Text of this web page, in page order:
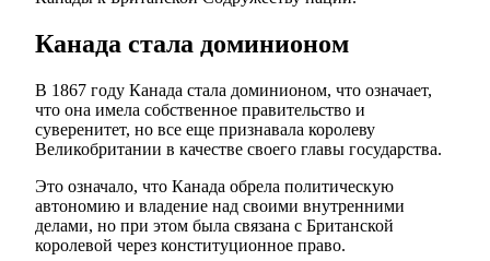
Канада стала доминионом
В 1867 году Канада стала доминионом, что означает,
что она имела собственное правительство и
суверенитет, но все еще признавала королеву
Великобритании в качестве своего главы государства.
Это означало, что Канада обрела политическую
автономию и владение над своими внутренними
делами, но при этом была связана с Британской
королевой через конституционное право.